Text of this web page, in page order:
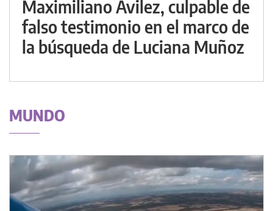
Maximiliano Avilez, culpable de
falso testimonio en el marco de
la búsqueda de Luciana Muñoz
MUNDO